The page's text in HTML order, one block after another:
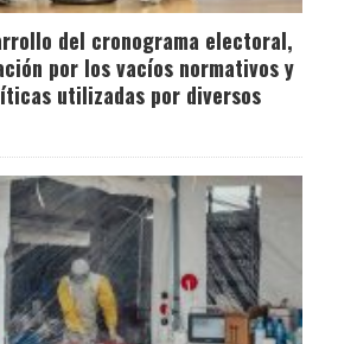
del cronograma electoral,
por los vacíos normativos y
utilizadas por diversos